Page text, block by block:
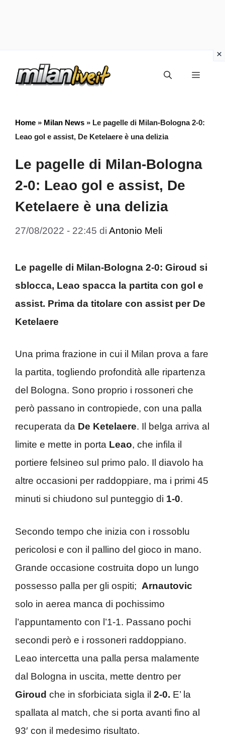
Menu
Home » Milan News » Le pagelle di Milan-Bologna 2-0:
Leao gol e assist, De Ketelaere è una delizia
Le pagelle di Milan-Bologna
2-0: Leao gol e assist, De
Ketelaere è una delizia
27/08/2022 - 22:45 di Antonio Meli
Le pagelle di Milan-Bologna 2-0: Giroud si
sblocca, Leao spacca la partita con gol e
assist. Prima da titolare con assist per De
Ketelaere
Una prima frazione in cui il Milan prova a fare
la partita, togliendo profondità alle ripartenza
del Bologna. Sono proprio i rossoneri che
però passano in contropiede, con una palla
recuperata da De Ketelaere. Il belga arriva al
limite e mette in porta Leao, che infila il
portiere felsineo sul primo palo. Il diavolo ha
altre occasioni per raddoppiare, ma i primi 45
minuti si chiudono sul punteggio di 1-0.
Secondo tempo che inizia con i rossoblu
pericolosi e con il pallino del gioco in mano.
Grande occasione costruita dopo un lungo
possesso palla per gli ospiti; Arnautovic
solo in aerea manca di pochissimo
l’appuntamento con l’1-1. Passano pochi
secondi però e i rossoneri raddoppiano.
Leao intercetta una palla persa malamente
dal Bologna in uscita, mette dentro per
Giroud che in sforbiciata sigla il 2-0. E’ la
spallata al match, che si porta avanti fino al
93′ con il medesimo risultato.